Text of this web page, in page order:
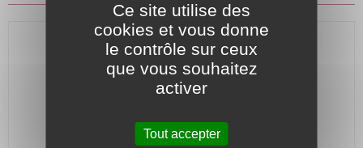
Ce site utilise des
cookies et vous donne
le contrôle sur ceux
que vous souhaitez
activer
Tout accepter